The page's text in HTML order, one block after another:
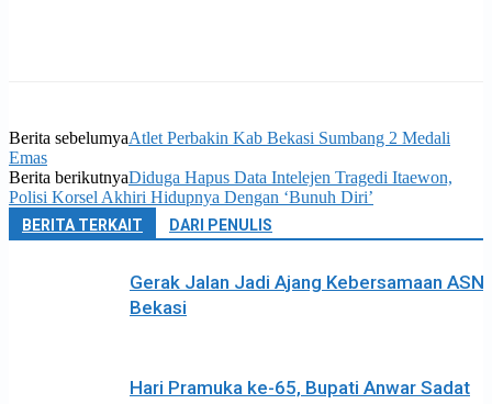
Berita sebelumyaAtlet Perbakin Kab Bekasi Sumbang 2 Medali
Emas
Berita berikutnyaDiduga Hapus Data Intelejen Tragedi Itaewon,
Polisi Korsel Akhiri Hidupnya Dengan ‘Bunuh Diri’
BERITA TERKAIT DARI PENULIS
Gerak Jalan Jadi Ajang Kebersamaan ASN
Bekasi
Hari Pramuka ke-65, Bupati Anwar Sadat